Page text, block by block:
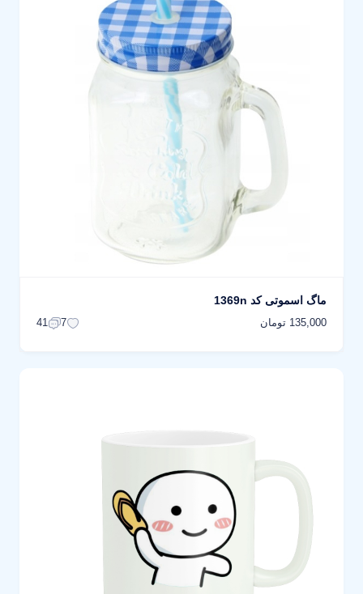
ماگ اسموتی کد 1369n
135,000 تومان 7
41